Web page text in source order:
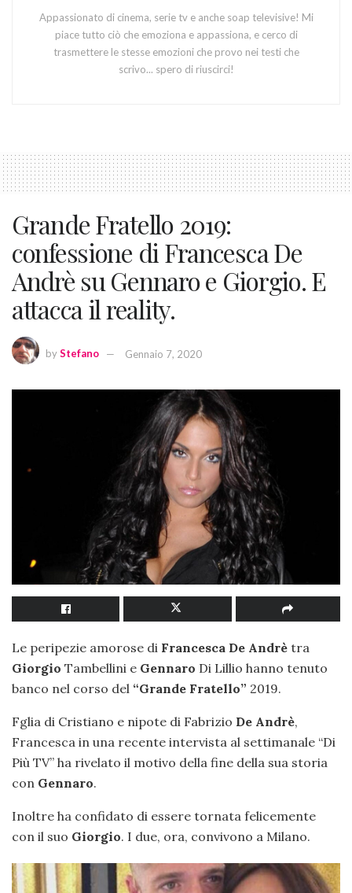
Appassionato di cinema, serie tv e anche soap televisive! Mi
piace tutto ciò che emoziona e appassiona, e cerco di
trasmettere le stesse emozioni che provo nei testi che
scrivo... spero di riuscirci!
Grande Fratello 2019:
confessione di Francesca De
Andrè su Gennaro e Giorgio. E
attacca il reality.
byStefano Gennaio 7, 2020
Le peripezie amorose di Francesca De Andrè tra
Giorgio Tambellini e Gennaro Di Lillio hanno tenuto
banco nel corso del “Grande Fratello” 2019.
Fglia di Cristiano e nipote di Fabrizio De Andrè,
Francesca in una recente intervista al settimanale “Di
Più TV” ha rivelato il motivo della fine della sua storia
con Gennaro.
Inoltre ha confidato di essere tornata felicemente
con il suo Giorgio. I due, ora, convivono a Milano.